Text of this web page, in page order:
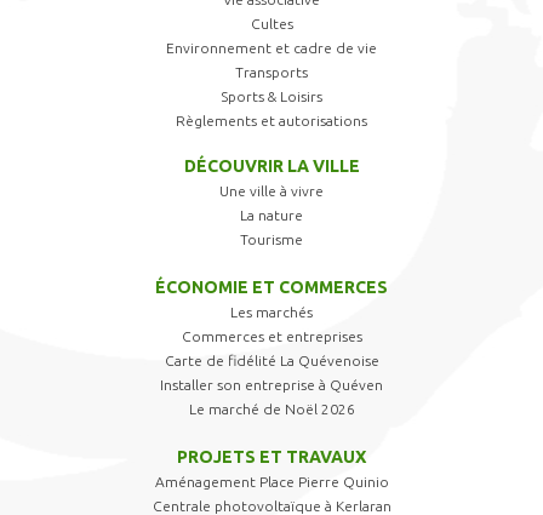
Cultes
Environnement et cadre de vie
Transports
Sports & Loisirs
Règlements et autorisations
DÉCOUVRIR LA VILLE
Une ville à vivre
La nature
Tourisme
ÉCONOMIE ET COMMERCES
Les marchés
Commerces et entreprises
Carte de fidélité La Quévenoise
Installer son entreprise à Quéven
Le marché de Noël 2026
PROJETS ET TRAVAUX
Aménagement Place Pierre Quinio
Centrale photovoltaïque à Kerlaran